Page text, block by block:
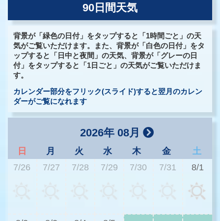
90日間天気
背景が「緑色の日付」をタップすると「1時間ごと」の天
気がご覧いただけます。また、背景が「白色の日付」をタ
ップすると「日中と夜間」の天気、背景が「グレーの日
付」をタップすると「1日ごと」の天気がご覧いただけま
す。
カレンダー部分をフリック(スライド)すると翌月のカレン
ダーがご覧になれます
2026年 08月
日 月 火 水 木 金
土
7/26
7/27 7/28 7/29 7/30 7/31 8/1